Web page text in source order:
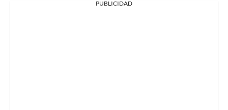
PUBLICIDAD